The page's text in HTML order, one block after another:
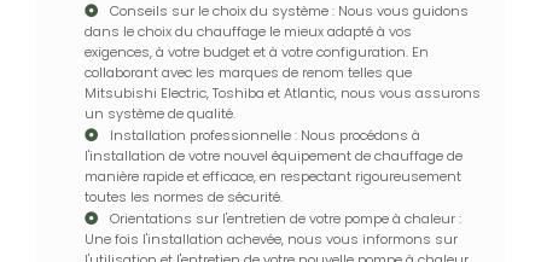
Conseils sur le choix du système : Nous vous guidons
dans le choix du chauffage le mieux adapté à vos
exigences, à votre budget et à votre configuration. En
collaborant avec les marques de renom telles que
Mitsubishi Electric, Toshiba et Atlantic, nous vous assurons
un système de qualité.
Installation professionnelle : Nous procédons à
l'installation de votre nouvel équipement de chauffage de
manière rapide et efficace, en respectant rigoureusement
toutes les normes de sécurité.
Orientations sur l'entretien de votre pompe à chaleur :
Une fois l'installation achevée, nous vous informons sur